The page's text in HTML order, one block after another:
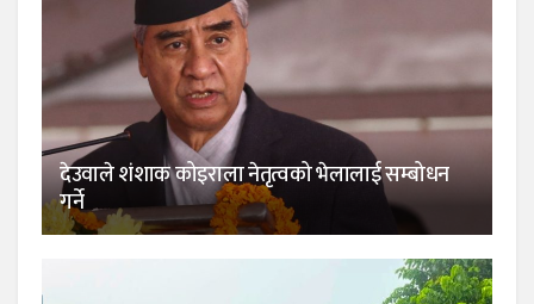
देउवाले शंशाक कोइराला नेतृत्वको भेलालाई सम्बोधन
गर्ने